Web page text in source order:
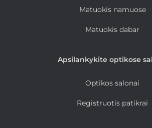
Matuokis namuose
Matuokis dabar
Apsilankykite optikose
Optikos salonai
Registruotis patikrai